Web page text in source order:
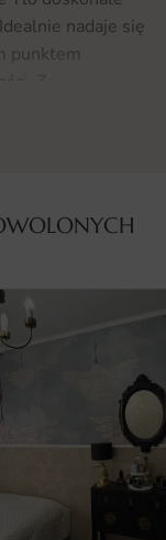
nadaje się
punktem
w sypialni,
została
co zapewnia jej
i wyraźne
ekologicznych
dla zdrowia, a